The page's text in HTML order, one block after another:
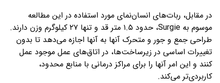
در مقابل، ربات‌های انسان‌نمای مورد استفاده در این مطالعه
موسوم به Surgie، حدود ۱.۵ متر قد و تنها ۲۷ کیلوگرم وزن دارند.
طراحی جمع و جور و متحرک آنها به آنها اجازه می‌دهد تا بدون
تغییرات اساسی در زیرساخت‌ها، در اتاق‌های عمل موجود عمل
کنند و این امر آنها را برای مراکز درمانی با منابع محدود،
کاربردی‌تر می‌کند.